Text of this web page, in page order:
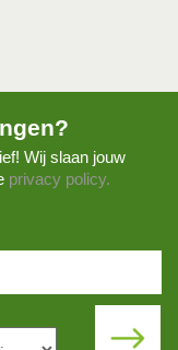
Wij slaan jouw
privacy policy.